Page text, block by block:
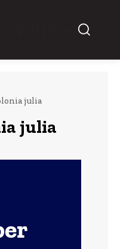
julia
julia